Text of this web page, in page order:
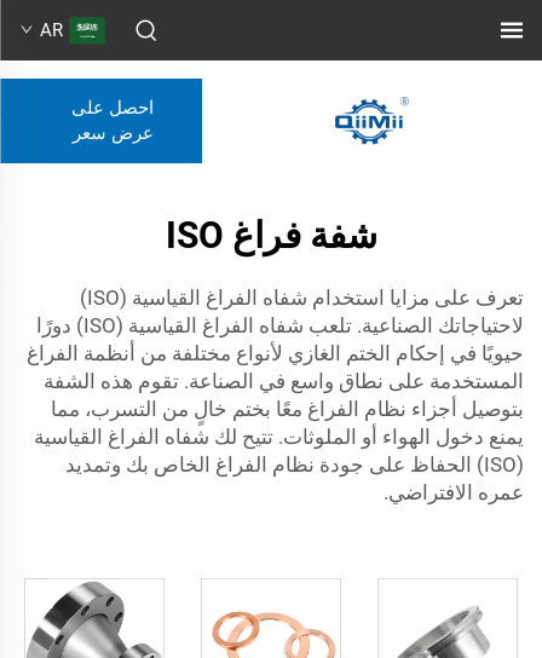
AR
احصل على
عرض سعر
شفة فراغ ISO
تعرف على مزايا استخدام شفاه الفراغ القياسية (ISO)
لاحتياجاتك الصناعية. تلعب شفاه الفراغ القياسية (ISO) دورًا
حيويًا في إحكام الختم الغازي لأنواع مختلفة من أنظمة الفراغ
المستخدمة على نطاق واسع في الصناعة. تقوم هذه الشفة
بتوصيل أجزاء نظام الفراغ معًا بختم خالٍ من التسرب، مما
يمنع دخول الهواء أو الملوثات. تتيح لك شفاه الفراغ القياسية
(ISO) الحفاظ على جودة نظام الفراغ الخاص بك وتمديد
عمره الافتراضي.